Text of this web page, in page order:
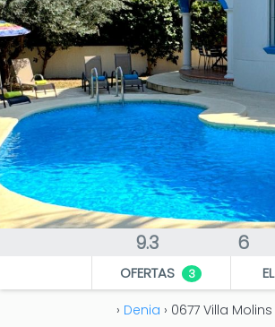
9.3 6
OFERTAS 3
› Denia › 0677 Villa